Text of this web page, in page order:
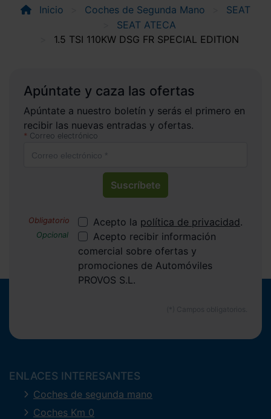
Inicio Coches de Segunda Mano
SEAT
SEAT ATECA
1.5 TSI 110KW DSG FR SPECIAL EDITION
Apúntate y caza las ofertas
Apúntate a nuestro boletín y serás el primero en
recibir las nuevas entradas y ofertas.
Correo electrónico
Suscríbete
Acepto la política de privacidad.
Acepto recibir información
comercial sobre ofertas y
promociones de Automóviles
PROVOS S.L.
ENLACES INTERESANTES
Coches de segunda mano
Coches Km 0